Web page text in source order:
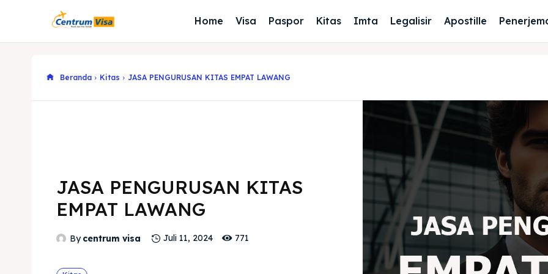
Home Visa Paspor Kitas Imta Legalisir Apostille
Beranda Kitas JASA PENGURUSAN KITAS EMPAT LAWANG
JASA PENGURUSAN KITAS
EMPAT LAWANG
By centrum visa Juli 11, 2024 771